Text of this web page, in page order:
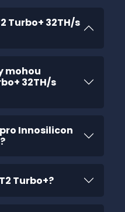
Turbo+ 32TH/s
mohou
32TH/s
Kdo je výrobcem T2 Turbo+?